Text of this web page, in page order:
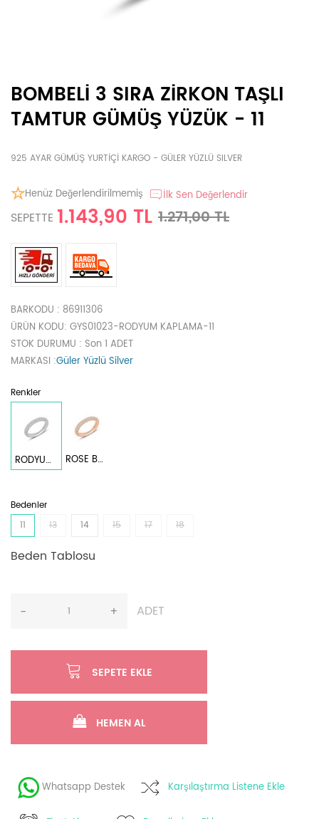
BOMBELİ 3 SIRA ZİRKON TAŞLI
TAMTUR GÜMÜŞ YÜZÜK - 11
925 AYAR GÜMÜŞ YURTİÇİ KARGO - GÜLER YÜZLÜ SILVER
Henüz Değerlendirilmemiş İlk Sen Değerlendir
SEPETTE 1.143,90 TL 1.271,00 TL
BARKODU : 86911306
ÜRÜN KODU: GYS01023-RODYUM KAPLAMA-11
STOK DURUMU : Son 1 ADET
MARKASI :Güler Yüzlü Silver
Renkler
RODYUM BEYAZ ROSE BAKIR
Bedenler
11
13 14 15 17 18
Beden Tablosu
- + ADET
SEPETE EKLE
HEMEN AL
Whatsapp Destek Karşılaştırma Listene Ekle